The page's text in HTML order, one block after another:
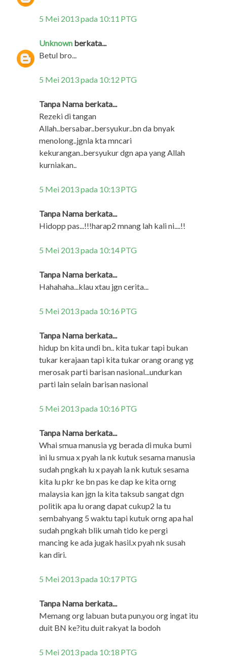
5 Mei 2013 pada 10:11 PTG
Unknown berkata...
Betul bro...
5 Mei 2013 pada 10:12 PTG
Tanpa Nama berkata...
Rezeki di tangan
Allah..bersabar..bersyukur..bn da bnyak
menolong..jgnla kta mncari
kekurangan..bersyukur dgn apa yang Allah
kurniakan..
5 Mei 2013 pada 10:13 PTG
Tanpa Nama berkata...
Hidopp pas...!!!harap2 mnang lah kali ni....!!
5 Mei 2013 pada 10:14 PTG
Tanpa Nama berkata...
Hahahaha...klau xtau jgn cerita...
5 Mei 2013 pada 10:16 PTG
Tanpa Nama berkata...
hidup bn kita undi bn.. kita tukar tapi bukan
tukar kerajaan tapi kita tukar orang orang yg
merosak parti barisan nasional...undurkan
parti lain selain barisan nasional
5 Mei 2013 pada 10:16 PTG
Tanpa Nama berkata...
Whai smua manusia yg berada di muka bumi
ini lu smua x pyah la nk kutuk sesama manusia
sudah pngkah lu x payah la nk kutuk sesama
kita lu pkr ke bn pas ke dap ke kita orng
malaysia kan jgn la kita taksub sangat dgn
politik apa lu orang dapat cukup2 la tu
sembahyang 5 waktu tapi kutuk orng apa hal
sudah pngkah blik umah tido ke pergi
mancing ke ada jugak hasil.x pyah nk susah
kan diri.
5 Mei 2013 pada 10:17 PTG
Tanpa Nama berkata...
Memang org labuan buta pun,you org ingat itu
duit BN ke?itu duit rakyat la bodoh
5 Mei 2013 pada 10:18 PTG